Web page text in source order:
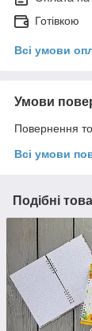
Готівкою
Всі умови
Умови
Повернення
Всі умови
Подібні